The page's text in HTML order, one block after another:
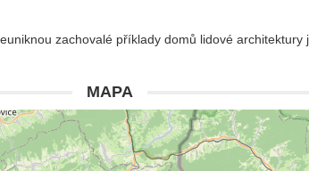
zachovalé příklady domů lidové architektury
MAPA